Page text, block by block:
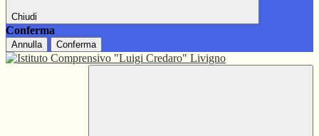
Chiudi
Conferma
Annulla Conferma